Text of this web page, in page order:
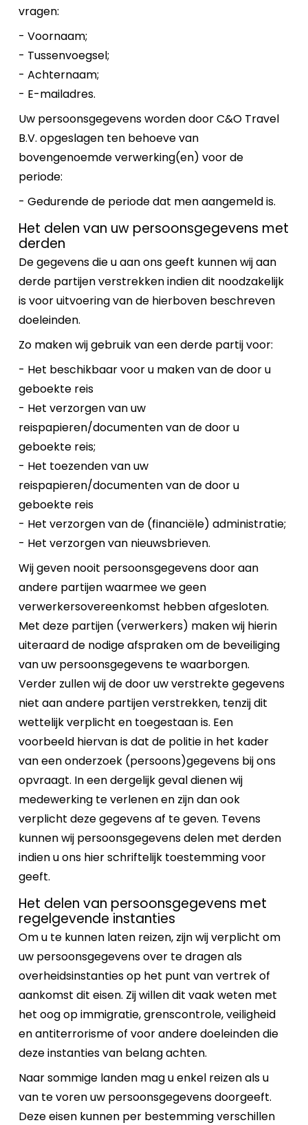
vragen:
- Voornaam;
- Tussenvoegsel;
- Achternaam;
- E-mailadres.
Uw persoonsgegevens worden door C&O Travel
B.V. opgeslagen ten behoeve van
bovengenoemde verwerking(en) voor de
periode:
- Gedurende de periode dat men aangemeld is.
Het delen van uw persoonsgegevens met
derden
De gegevens die u aan ons geeft kunnen wij aan
derde partijen verstrekken indien dit noodzakelijk
is voor uitvoering van de hierboven beschreven
doeleinden.
Zo maken wij gebruik van een derde partij voor:
- Het beschikbaar voor u maken van de door u
geboekte reis
- Het verzorgen van uw
reispapieren/documenten van de door u
geboekte reis;
- Het toezenden van uw
reispapieren/documenten van de door u
geboekte reis
- Het verzorgen van de (financiële) administratie;
- Het verzorgen van nieuwsbrieven.
Wij geven nooit persoonsgegevens door aan
andere partijen waarmee we geen
verwerkersovereenkomst hebben afgesloten.
Met deze partijen (verwerkers) maken wij hierin
uiteraard de nodige afspraken om de beveiliging
van uw persoonsgegevens te waarborgen.
Verder zullen wij de door uw verstrekte gegevens
niet aan andere partijen verstrekken, tenzij dit
wettelijk verplicht en toegestaan is. Een
voorbeeld hiervan is dat de politie in het kader
van een onderzoek (persoons)gegevens bij ons
opvraagt. In een dergelijk geval dienen wij
medewerking te verlenen en zijn dan ook
verplicht deze gegevens af te geven. Tevens
kunnen wij persoonsgegevens delen met derden
indien u ons hier schriftelijk toestemming voor
geeft.
Het delen van persoonsgegevens met
regelgevende instanties
Om u te kunnen laten reizen, zijn wij verplicht om
uw persoonsgegevens over te dragen als
overheidsinstanties op het punt van vertrek of
aankomst dit eisen. Zij willen dit vaak weten met
het oog op immigratie, grenscontrole, veiligheid
en antiterrorisme of voor andere doeleinden die
deze instanties van belang achten.
Naar sommige landen mag u enkel reizen als u
van te voren uw persoonsgegevens doorgeeft.
Deze eisen kunnen per bestemming verschillen